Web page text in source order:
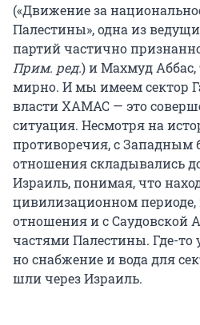
(«Движение за
Палестины», одна из
партий частично
Прим. ред.) и Махмуд Аббас,
мирно. И мы имеем сектор
власти ХАМАС — это
ситуация. Несмотря на
противоречия, с Западным
отношения складывались
Израиль, понимая, что
цивилизационном
отношения и с Саудовской
частями Палестины. Где-то
но снабжение и вода для
шли через Израиль.